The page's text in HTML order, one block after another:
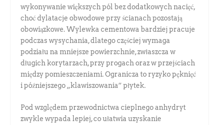
wykonywanie większych pól bez dodatkowych nacięć,
choć dylatacje obwodowe przy ścianach pozostają
obowiązkowe. Wylewka cementowa bardziej pracuje
podczas wysychania, dlatego częściej wymaga
podziału na mniejsze powierzchnie, zwłaszcza w
długich korytarzach, przy progach oraz w przejściach
między pomieszczeniami. Ogranicza to ryzyko pęknięć
i późniejszego „klawiszowania” płytek.
Pod względem przewodnictwa cieplnego anhydryt
zwykle wypada lepiej, co ułatwia uzyskanie